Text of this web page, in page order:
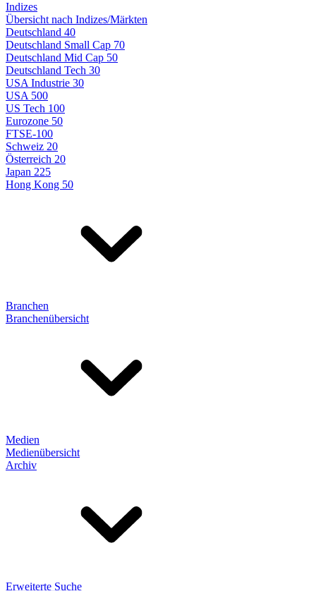
Indizes
Übersicht nach Indizes/Märkten
Deutschland 40
Deutschland Small Cap 70
Deutschland Mid Cap 50
Deutschland Tech 30
USA Industrie 30
USA 500
US Tech 100
Eurozone 50
FTSE-100
Schweiz 20
Österreich 20
Japan 225
Hong Kong 50
Branchen
Branchenübersicht
Medien
Medienübersicht
Archiv
Erweiterte Suche